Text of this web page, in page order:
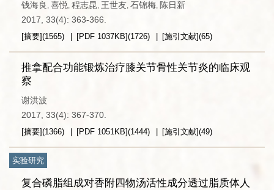
钱海良 , 喜悦, 程志昆, 王世友, 石锦梅, 陈日新
2017, 33(4): 363-366.
[摘要](1565) [PDF 1037KB](1726) [施引文献](65)
推拿配合功能锻炼治疗膝关节骨性关节炎的临床观
察
谢洪波
2017, 33(4): 367-370.
[摘要](1366) [PDF 1051KB](1444) [施引文献](49)
实验研究
复合磷脂组成对香附四物汤活性成分透过脂质体人